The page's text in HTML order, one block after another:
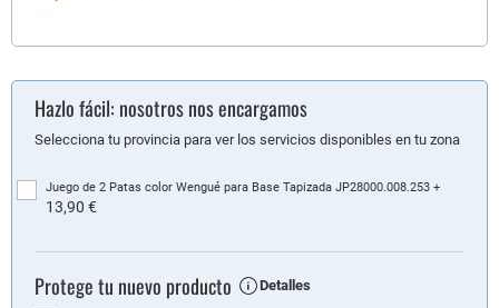
Hazlo fácil: nosotros nos encargamos
Selecciona tu provincia para ver los servicios disponibles en tu zona
Juego de 2 Patas color Wengué para Base Tapizada JP28000.008.253 +
13,90 €
Protege tu nuevo producto Detalles